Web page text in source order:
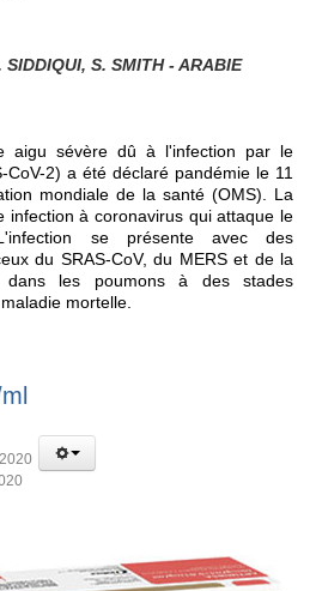
S. SMITH - ARABIE
aigu sévère dû à l'infection par le
CoV-2) a été déclaré pandémie le 11
mondiale de la santé (OMS). La
infection à coronavirus qui attaque le
se présente avec des
du SRAS-CoV, du MERS et de la
dans les poumons à des stades
mortelle.